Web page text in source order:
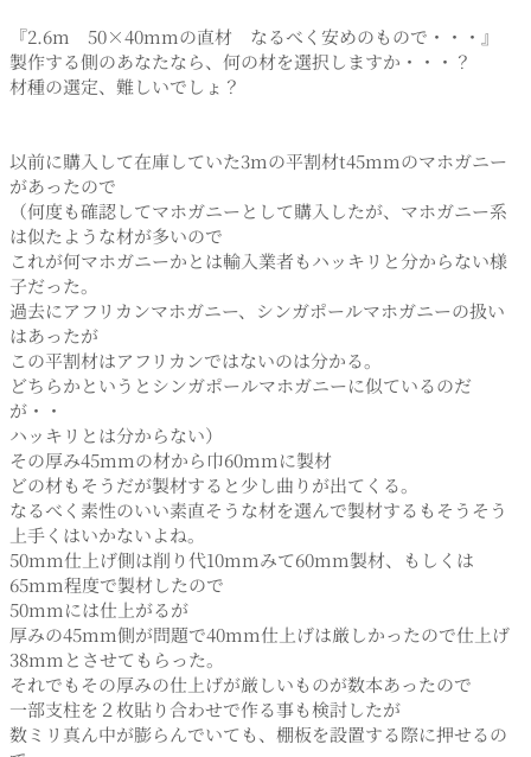
『2.6m 50×40mmの直材 なるべく安めのもので・・・』
製作する側のあなたなら、何の材を選択しますか・・・？
材種の選定、難しいでしょ？
以前に購入して在庫していた3mの平割材t45mmのマホガニー
があったので
（何度も確認してマホガニーとして購入したが、マホガニー系
は似たような材が多いので
これが何マホガニーかとは輸入業者もハッキリと分からない様
子だった。
過去にアフリカンマホガニー、シンガポールマホガニーの扱い
はあったが
この平割材はアフリカンではないのは分かる。
どちらかというとシンガポールマホガニーに似ているのだ
が・・
ハッキリとは分からない）
その厚み45mmの材から巾60mmに製材
どの材もそうだが製材すると少し曲りが出てくる。
なるべく素性のいい素直そうな材を選んで製材するもそうそう
上手くはいかないよね。
50mm仕上げ側は削り代10mmみて60mm製材、もしくは
65mm程度で製材したので
50mmには仕上がるが
厚みの45mm側が問題で40mm仕上げは厳しかったので仕上げ
38mmとさせてもらった。
それでもその厚みの仕上げが厳しいものが数本あったので
一部支柱を２枚貼り合わせで作る事も検討したが
数ミリ真ん中が膨らんでいても、棚板を設置する際に押せるの